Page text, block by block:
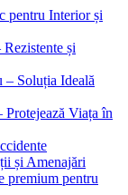
pentru Interior și
și
– Soluția Ideală
Viața în
și Amenajări
premium pentru